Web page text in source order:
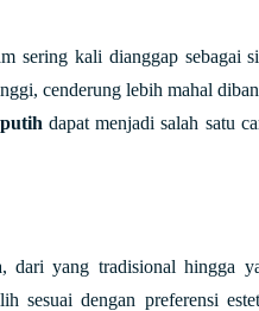
sering kali dianggap sebagai
cenderung lebih mahal
dapat menjadi salah satu
yang tradisional hingga
sesuai dengan preferensi